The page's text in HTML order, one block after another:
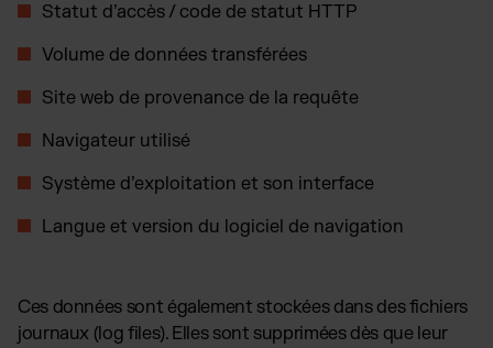
Statut d’accès / code de statut HTTP
Volume de données transférées
Site web de provenance de la requête
Navigateur utilisé
Système d’exploitation et son interface
Langue et version du logiciel de navigation
Ces données sont également stockées dans des fichiers
journaux (log files). Elles sont supprimées dès que leur